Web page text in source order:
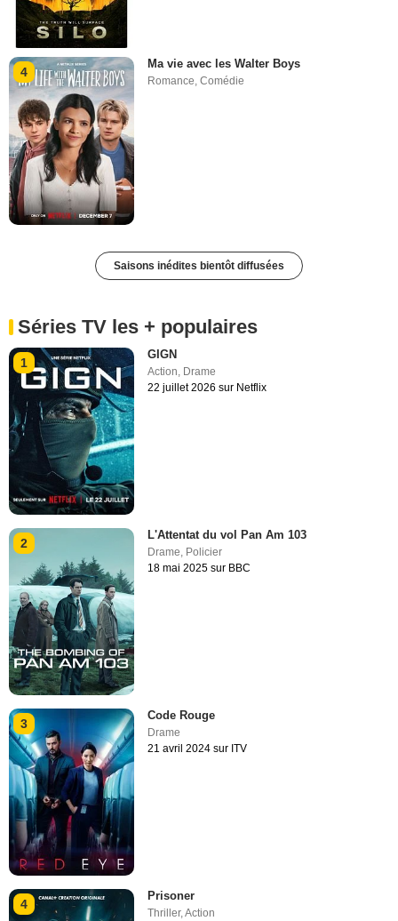
4
Ma vie avec les Walter Boys
Romance,Comédie
Saisons inédites bientôt diffusées
Séries TV les + populaires
1
GIGN
Action Drame
22 juillet 2026 sur Netflix
2
L'Attentat du vol Pan Am 103
Drame, Policier
18 mai 2025 sur BBC
3
Code Rouge
Drame
21 avril 2024 sur ITV
4
Prisoner
Thriller,Action